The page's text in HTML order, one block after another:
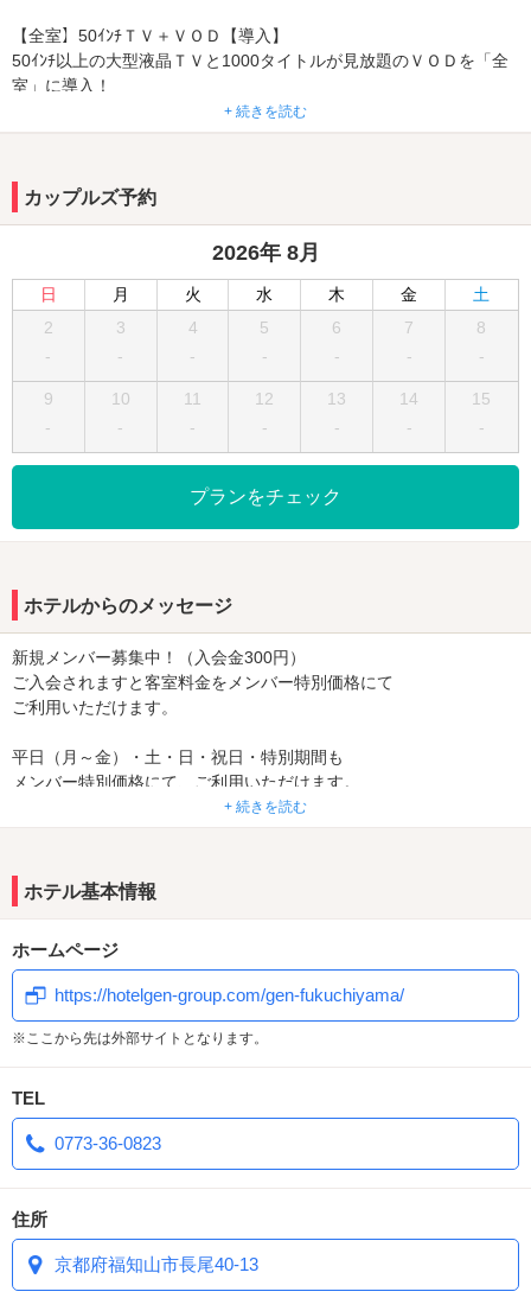
【全室】50ｲﾝﾁＴＶ＋ＶＯＤ【導入】
50ｲﾝﾁ以上の大型液晶ＴＶと1000タイトルが見放題のＶＯＤを「全
室」に導入！
国道176号線沿いの隠れ家的リゾートホテル。和ジアンをコンセプ
トに全て落ち着いたデザインになっており、露天風呂や女性に人気
サイフもハッピー★
+ 続きを読む
カップルズ予約
2026年 8月
日 月 火 水 木 金
土
2
-
3
-
4
-
5
-
6
-
7
-
8
-
9
-
10
-
11
-
12
-
13
-
14
-
15
-
プランをチェック
ホテルからのメッセージ
新規メンバー募集中！（入会金300円）
ご入会されますと客室料金をメンバー特別価格にて
ご利用いただけます。
平日（月～金）・土・日・祝日・特別期間も
メンバー特別価格にて、ご利用いただけます。
ショートタイム・・・500円OFF
ご宿泊・・・・・・・2,000円OFF
きません。
■ビデオオンデマンド全室無料で見放題！！毎月タイトル更新されま
す。
+ 続きを読む
ホテル基本情報
ホームページ
https://hotelgen-group.com/gen-fukuchiyama/
※ここから先は外部サイトとなります。
TEL
0773-36-0823
住所
京都府福知山市長尾40-13